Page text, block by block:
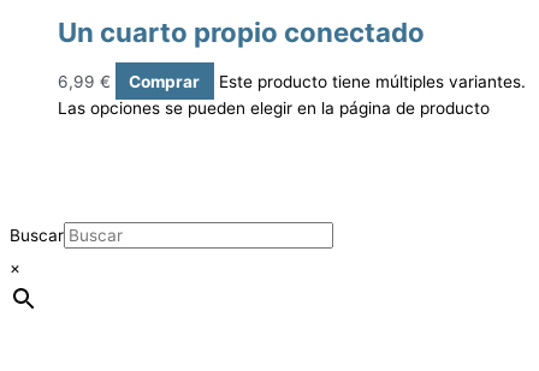
Buscar
×
Un cuarto propio conectado
6,99 € Comprar
Este producto tiene múltiples variantes.
Las opciones se pueden elegir en la página de producto